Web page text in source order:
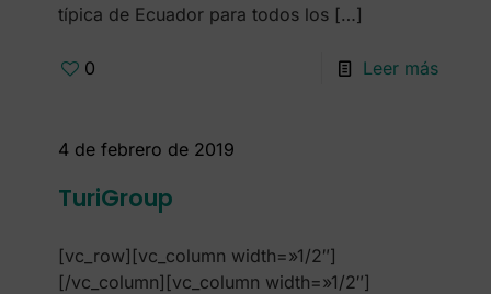
típica de Ecuador para todos los […]
0 Leer más
4 de febrero de 2019
TuriGroup
[vc_row][vc_column width=»1/2″]
[/vc_column][vc_column width=»1/2″]